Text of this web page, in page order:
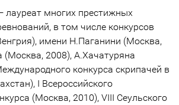
многих престижных
в том числе конкурсов
имени Н.Паганини (Москва,
(Москва, 2008), А.Хачатуряна
конкурса скрипачей в
I Всероссийского
(Москва, 2010), VIII Сеульского